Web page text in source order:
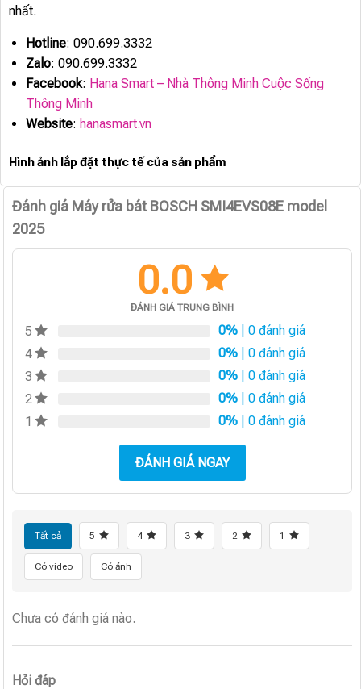
nhất.
Hotline: 090.699.3332
Zalo: 090.699.3332
Facebook: Hana Smart – Nhà Thông Minh Cuộc Sống
Thông Minh
Website: hanasmart.vn
Hình ảnh lắp đặt thực tế của sản phẩm
Đánh giá Máy rửa bát BOSCH SMI4EVS08E model
2025
0.0
ĐÁNH GIÁ TRUNG BÌNH
5 0% | 0 đánh giá
4
0% | 0 đánh giá
3
0% | 0 đánh giá
2
0% | 0 đánh giá
1
0% | 0 đánh giá
ĐÁNH GIÁ NGAY
Tất cả 5 4 3 2 1
Có video Có ảnh
Chưa có đánh giá nào.
Hỏi đáp